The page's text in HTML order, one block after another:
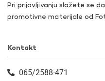
Pri prijavljivanju slažete se
promotivne materijale od
Kontakt
065/2588-471